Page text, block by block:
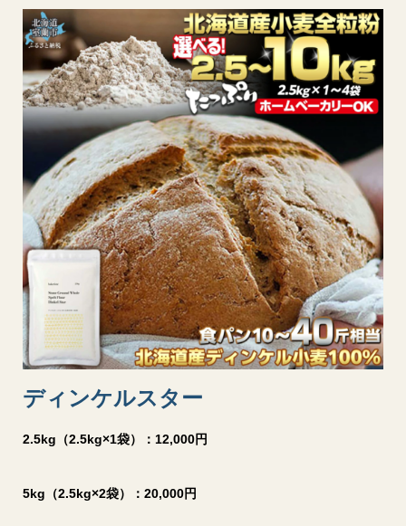
ディンケルスター
2.5kg（2.5kg×1袋）：12,000円
5kg（2.5kg×2袋）：20,000円